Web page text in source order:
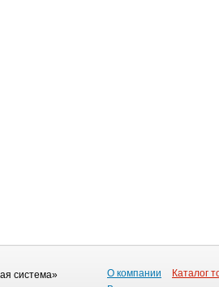
система» О компании
Каталог